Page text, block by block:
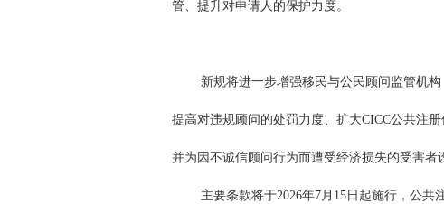
管、提升对申请人的保护力度。
新规将进一步增强移民与公民顾问监管机
提高对违规顾问的处罚力度、扩大CICC公共注
并为因不诚信顾问行为而遭受经济损失的受害者
主要条款将于2026年7月15日起施行，公